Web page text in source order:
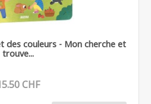
des couleurs - Mon cherche et
trouve...
CHF